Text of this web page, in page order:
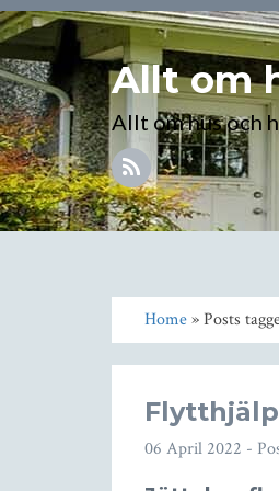
Allt om
Allt om hus och
Home» Posts
06 April 2022 -